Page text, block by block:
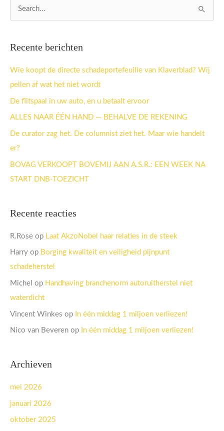
n
a
a
r
Recente berichten
Wie koopt de directe schadeportefeuille van Klaverblad? Wij
pellen af wat het niet wordt
De flitspaal in uw auto, en u betaalt ervoor
ALLES NAAR ÉÉN HAND — BEHALVE DE REKENING
De curator zag het. De columnist ziet het. Maar wie handelt
er?
BOVAG VERKOOPT BOVEMIJ AAN A.S.R.: EEN WEEK NA
START DNB-TOEZICHT
Recente reacties
R.Rose op Laat AkzoNobel haar relaties in de steek
Harry op Borging kwaliteit en veiligheid pijnpunt
schadeherstel
Michel op Handhaving branchenorm autoruitherstel niet
waterdicht
Vincent Winkes op In één middag 1 miljoen verliezen!
Nico van Beveren op In één middag 1 miljoen verliezen!
Archieven
mei 2026
januari 2026
oktober 2025